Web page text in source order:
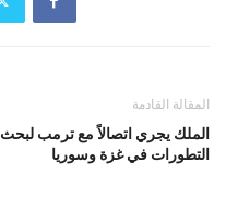
المقالة القادمة
الملك يجري اتصالاً مع ترمب لبحث
التطورات في غزة وسوريا